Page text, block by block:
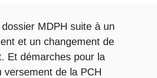
MDPH suite à un
et un changement de
Et démarches pour la
versement de la PCH